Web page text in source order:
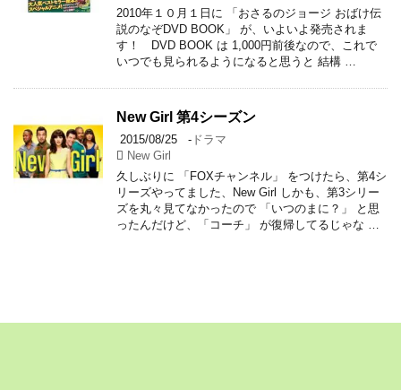
2010年１０月１日に 「おさるのジョージ おばけ伝
説のなぞDVD BOOK」 が、いよいよ発売されま
す！ DVD BOOK は 1,000円前後なので、これで
いつでも見られるようになると思うと 結構 …
New Girl 第4シーズン
2015/08/25 - ドラマ
New Girl
久しぶりに 「FOXチャンネル」 をつけたら、第4シ
リーズやってました、New Girl しかも、第3シリー
ズを丸々見てなかったので 「いつのまに？」 と思
ったんだけど、「コーチ」 が復帰してるじゃな …